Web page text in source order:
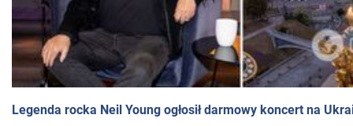
Legenda rocka Neil Young ogłosił darmowy koncert na